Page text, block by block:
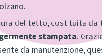
del tetto, costituita
stampata.
da manutenzione,